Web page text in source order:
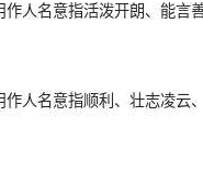
人名意指活泼开朗、能言
人名意指顺利、壮志凌云